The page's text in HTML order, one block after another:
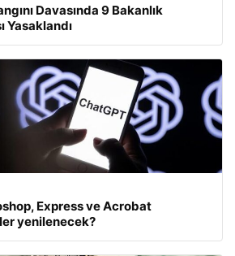
Davasında 9 Bakanlık
Yasaklandı
Express ve Acrobat
yenilenecek?